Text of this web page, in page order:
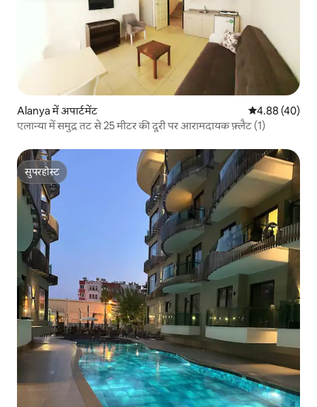
Alanya में अपार्टमेंट औसत रेटिंग 5 में
4.88 (40)
एलान्या में समुद्र तट से 25 मीटर की दूरी पर आरामदायक फ़्लैट (1)
सुपरहोस्ट
सुपरहोस्ट